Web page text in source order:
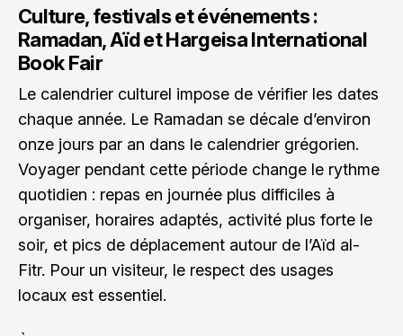
Culture, festivals et événements :
Ramadan, Aïd et Hargeisa International
Book Fair
Le calendrier culturel impose de vérifier les dates
chaque année. Le Ramadan se décale d’environ
onze jours par an dans le calendrier grégorien.
Voyager pendant cette période change le rythme
quotidien : repas en journée plus difficiles à
organiser, horaires adaptés, activité plus forte le
soir, et pics de déplacement autour de l’Aïd al-
Fitr. Pour un visiteur, le respect des usages
locaux est essentiel.